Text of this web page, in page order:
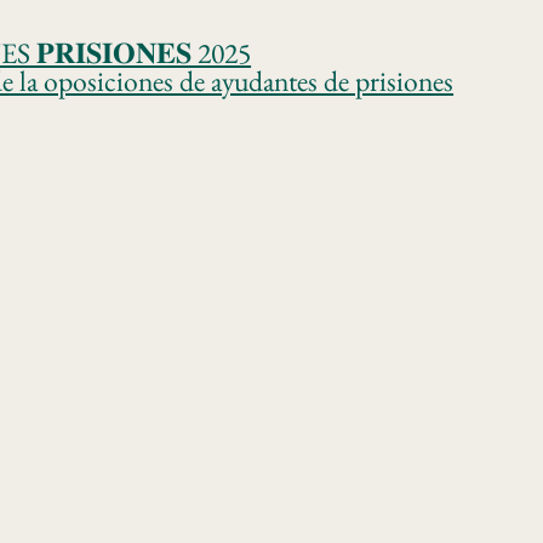
𝐏𝐑𝐈𝐒𝐈𝐎𝐍𝐄𝐒 2025
la oposiciones de ayudantes de prisiones